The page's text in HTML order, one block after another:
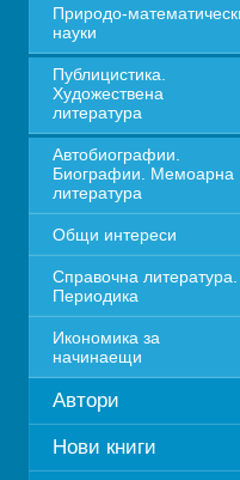
Природо-
науки
Публицистика.
Художествена
литература
Автобиографии.
Биографии. Мемоарна
литература
Общи интереси
Справочна литература.
Периодика
Икономика за
начинаещи
Автори
Нови книги